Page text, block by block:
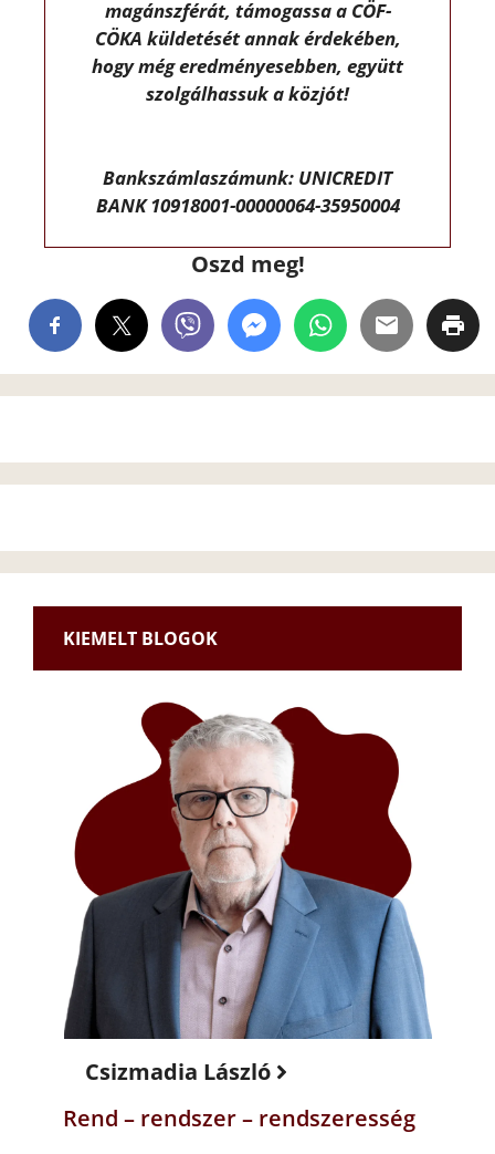
magánszférát, támogassa a CÖF-
CÖKA küldetését annak érdekében,
hogy még eredményesebben, együtt
szolgálhassuk a közjót!
Bankszámlaszámunk: UNICREDIT
BANK 10918001-00000064-35950004
Oszd meg!
KIEMELT BLOGOK
Csizmadia László
Rend – rendszer – rendszeresség